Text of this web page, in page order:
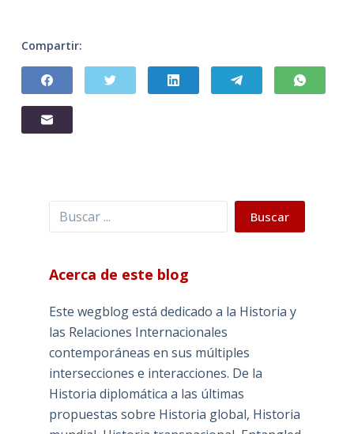
Compartir:
Buscar Buscar
Acerca de este blog
Este wegblog está dedicado a la Historia y
las Relaciones Internacionales
contemporáneas en sus múltiples
intersecciones e interacciones. De la
Historia diplomática a las últimas
propuestas sobre Historia global, Historia